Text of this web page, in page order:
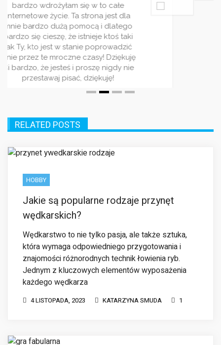
polecam ten serwis! Jest on stworzony
dla ludzi rządnych rozrywki!
RELATED POSTS
HOBBY
Jakie są popularne rodzaje przynęt
Wędkarstwo to nie tylko pasja, ale także sztuka,
która wymaga odpowiedniego przygotowania i
znajomości różnorodnych technik łowienia ryb.
Jednym z kluczowych elementów wyposażenia
każdego wędkarza
4 LISTOPADA, 2023 KATARZYNA SMUDA 1
Gra fabularna – co warto o niej